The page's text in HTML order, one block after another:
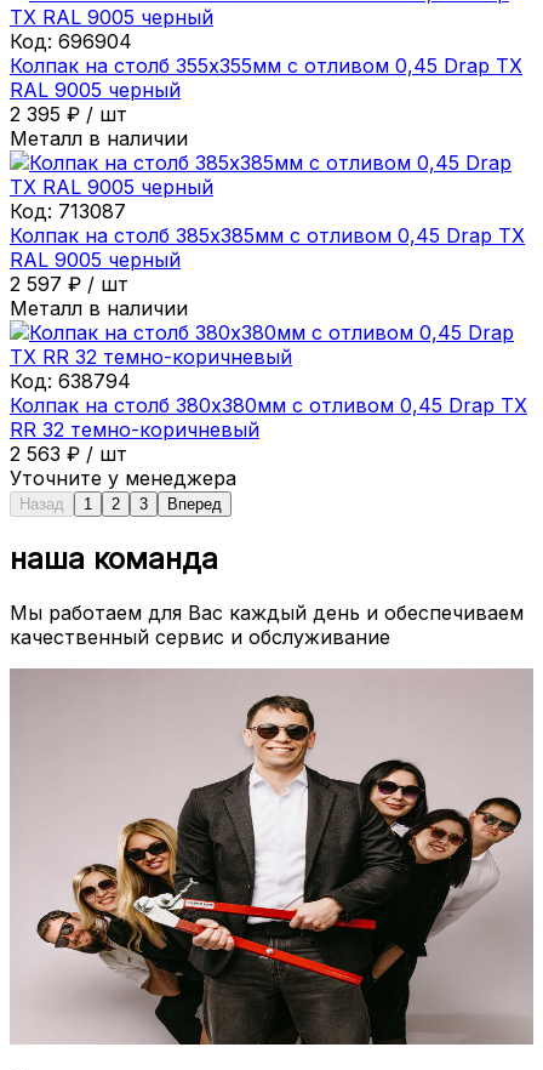
Код: 696904
Колпак на столб 355х355мм с отливом 0,45 Drap ТХ
RAL 9005 черный
2 395 ₽ / шт
Металл в наличии
Код: 713087
Колпак на столб 385х385мм с отливом 0,45 Drap ТХ
RAL 9005 черный
2 597 ₽ / шт
Металл в наличии
Код: 638794
Колпак на столб 380х380мм с отливом 0,45 Drap ТХ
RR 32 темно-коричневый
2 563 ₽ / шт
Уточните у менеджера
Назад 1 2 3 Вперед
наша команда
Мы работаем для Вас каждый день и обеспечиваем
качественный сервис и обслуживание